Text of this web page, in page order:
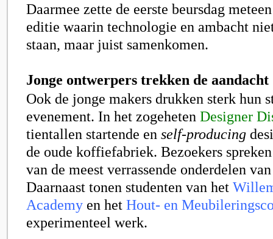
Daarmee zette de eerste beursdag
editie waarin technologie en ambacht
staan, maar juist samenkomen.
Jonge ontwerpers trekken de aandacht
Ook de jonge makers drukken sterk hun
evenement. In het zogeheten Designer
tientallen startende en self-producing
de oude koffiefabriek. Bezoekers
van de meest verrassende onderdelen
Daarnaast tonen studenten van het
Academy en het Hout- en
experimenteel werk.